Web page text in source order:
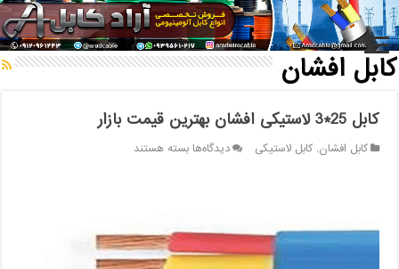
خانه / کابل / کابل افشان
کابل افشان
کابل 25*3 لاستیکی افشان بهترین قیمت بازار
کابل افشان,کابل لاستیکی دیدگاه‌هابرای
بهترین
قیمت
بازار
بسته هستند